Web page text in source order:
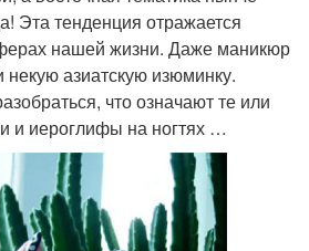
Эта тенденция отражается
нашей жизни. Даже маникюр
некую азиатскую изюминку.
что означают те или
и иероглифы на ногтях …